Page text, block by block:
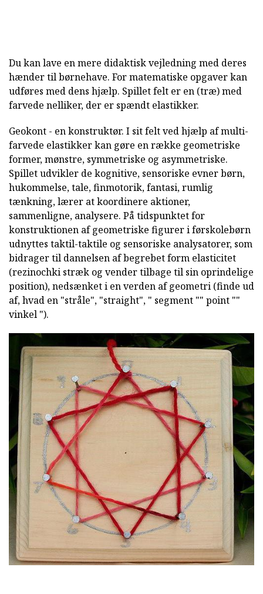
Du kan lave en mere didaktisk vejledning med deres
hænder til børnehave. For matematiske opgaver kan
udføres med dens hjælp. Spillet felt er en (træ) med
farvede nelliker, der er spændt elastikker.
Geokont - en konstruktør. I sit felt ved hjælp af multi-
farvede elastikker kan gøre en række geometriske
former, mønstre, symmetriske og asymmetriske.
Spillet udvikler de kognitive, sensoriske evner børn,
hukommelse, tale, finmotorik, fantasi, rumlig
tænkning, lærer at koordinere aktioner,
sammenligne, analysere. På tidspunktet for
konstruktionen af geometriske figurer i førskolebørn
udnyttes taktil-taktile og sensoriske analysatorer, som
bidrager til dannelsen af begrebet form elasticitet
(rezinochki stræk og vender tilbage til sin oprindelige
position), nedsænket i en verden af geometri (finde ud
af, hvad en "stråle", "straight", " segment "" point ""
vinkel ").